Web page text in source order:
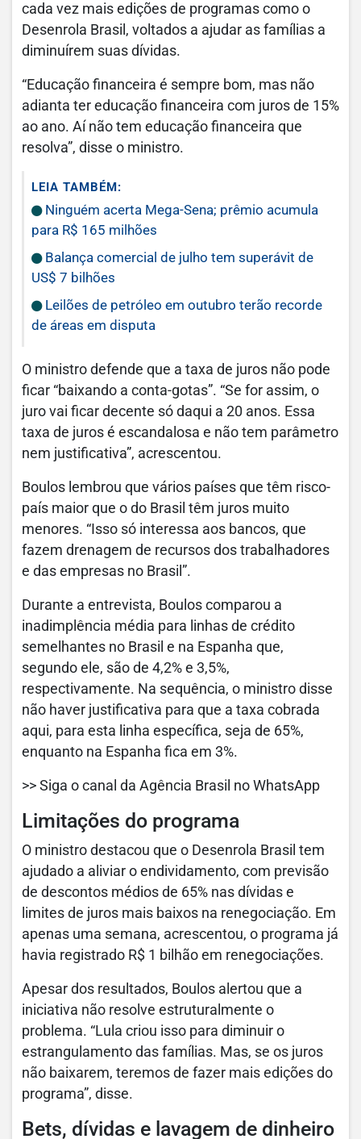
cada vez mais edições de programas como o
Desenrola Brasil, voltados a ajudar as famílias a
diminuírem suas dívidas.
“Educação financeira é sempre bom, mas não
adianta ter educação financeira com juros de 15%
ao ano. Aí não tem educação financeira que
resolva”, disse o ministro.
LEIA TAMBÉM:
Ninguém acerta Mega-Sena; prêmio acumula
para R$ 165 milhões
Balança comercial de julho tem superávit de
US$ 7 bilhões
Leilões de petróleo em outubro terão recorde
de áreas em disputa
O ministro defende que a taxa de juros não pode
ficar “baixando a conta-gotas”. “Se for assim, o
juro vai ficar decente só daqui a 20 anos. Essa
taxa de juros é escandalosa e não tem parâmetro
nem justificativa”, acrescentou.
Boulos lembrou que vários países que têm risco-
país maior que o do Brasil têm juros muito
menores. “Isso só interessa aos bancos, que
fazem drenagem de recursos dos trabalhadores
e das empresas no Brasil”.
Durante a entrevista, Boulos comparou a
inadimplência média para linhas de crédito
semelhantes no Brasil e na Espanha que,
segundo ele, são de 4,2% e 3,5%,
respectivamente. Na sequência, o ministro disse
não haver justificativa para que a taxa cobrada
aqui, para esta linha específica, seja de 65%,
enquanto na Espanha fica em 3%.
>> Siga o canal da Agência Brasil no WhatsApp
Limitações do programa
O ministro destacou que o Desenrola Brasil tem
ajudado a aliviar o endividamento, com previsão
de descontos médios de 65% nas dívidas e
limites de juros mais baixos na renegociação. Em
apenas uma semana, acrescentou, o programa já
havia registrado R$ 1 bilhão em renegociações.
Apesar dos resultados, Boulos alertou que a
iniciativa não resolve estruturalmente o
problema. “Lula criou isso para diminuir o
estrangulamento das famílias. Mas, se os juros
não baixarem, teremos de fazer mais edições do
programa”, disse.
Bets, dívidas e lavagem de dinheiro